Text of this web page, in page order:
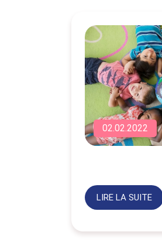
02.02.2022
LIRE LA SUITE